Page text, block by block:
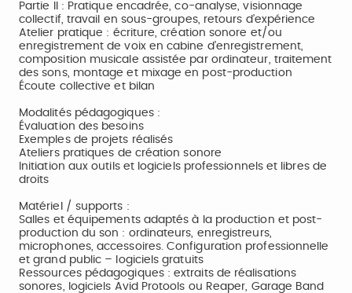
Partie II : Pratique encadrée, co-analyse, visionnage
collectif, travail en sous-groupes, retours d’expérience
Atelier pratique : écriture, création sonore et/ou
enregistrement de voix en cabine d’enregistrement,
composition musicale assistée par ordinateur, traitement
des sons, montage et mixage en post-production
Écoute collective et bilan
Modalités pédagogiques :
Évaluation des besoins
Exemples de projets réalisés
Ateliers pratiques de création sonore
Initiation aux outils et logiciels professionnels et libres de
droits
Matériel / supports :
Salles et équipements adaptés à la production et post-
production du son : ordinateurs, enregistreurs,
microphones, accessoires. Configuration professionnelle
et grand public – logiciels gratuits
Ressources pédagogiques : extraits de réalisations
sonores, logiciels Avid Protools ou Reaper, Garage Band